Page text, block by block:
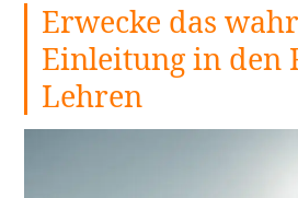
Erwecke das
Einleitung in den
Lehren